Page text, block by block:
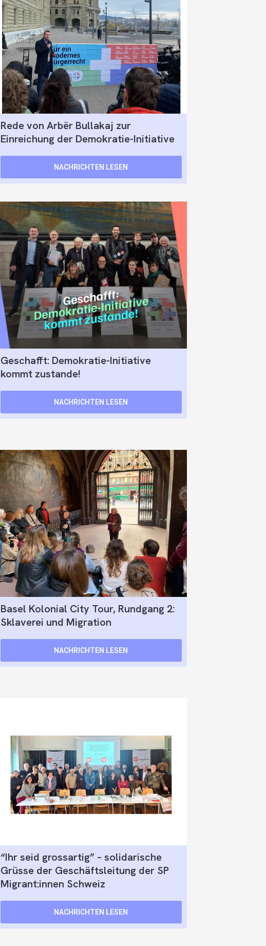
Rede von Arbër Bullakaj zur
Einreichung der Demokratie-Initiative
NACHRICHTEN LESEN
Geschafft: Demokratie-Initiative
kommt zustande!
NACHRICHTEN LESEN
Basel Kolonial City Tour, Rundgang 2:
Sklaverei und Migration
NACHRICHTEN LESEN
“Ihr seid grossartig” – solidarische
Grüsse der Geschäftsleitung der SP
Migrant:innen Schweiz
NACHRICHTEN LESEN